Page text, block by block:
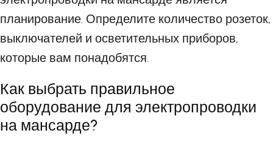
планирование. Определите количество розеток,
выключателей и осветительных приборов,
которые вам понадобятся.
Как выбрать правильное
оборудование для электропроводки
на мансарде?